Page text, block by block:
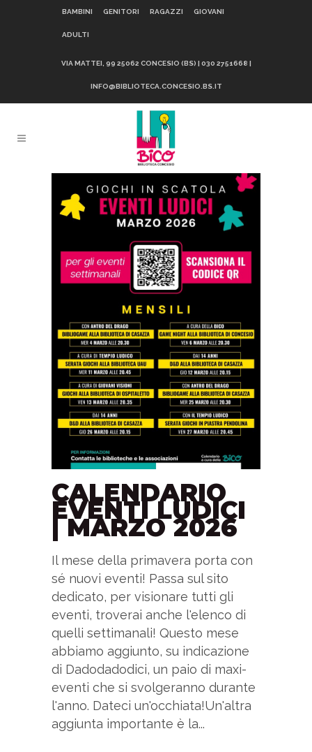
BAMBINI GENITORI RAGAZZI GIOVANI
ADULTI
VIA MATTEI, 99 25062 CONCESIO (BS) | 030 2751668 |
INFO@BIBLIOTECA.CONCESIO.BS.IT
CALENDARIO
EVENTI LUDICI
| MARZO 2026
Il mese della primavera porta con
sé nuovi eventi! Passa sul sito
dedicato, per visionare tutti gli
eventi, troverai anche l'elenco di
quelli settimanali! Questo mese
abbiamo aggiunto, su indicazione
di Dadodadodici, un paio di maxi-
eventi che si svolgeranno durante
l'anno. Dateci un'occhiata!Un'altra
aggiunta importante è la...